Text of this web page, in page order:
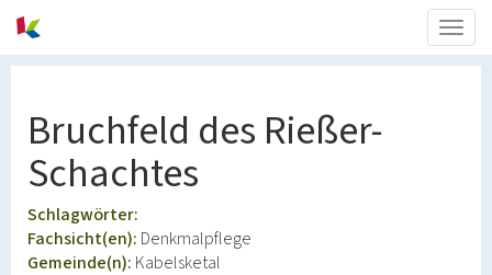
Bruchfeld des Rießer-
Schachtes
Schlagwörter:
Fachsicht(en): Denkmalpflege
Gemeinde(n): Kabelsketal